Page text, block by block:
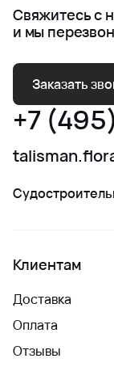
Свяжитесь с
и мы
Заказать
+7
Клиентам
Доставка
Оплата
Отзывы